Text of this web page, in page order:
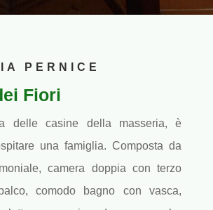
PERNICE
Fiori
delle casine della masseria, è
una famiglia. Composta da
camera doppia con terzo
comodo bagno con vasca,